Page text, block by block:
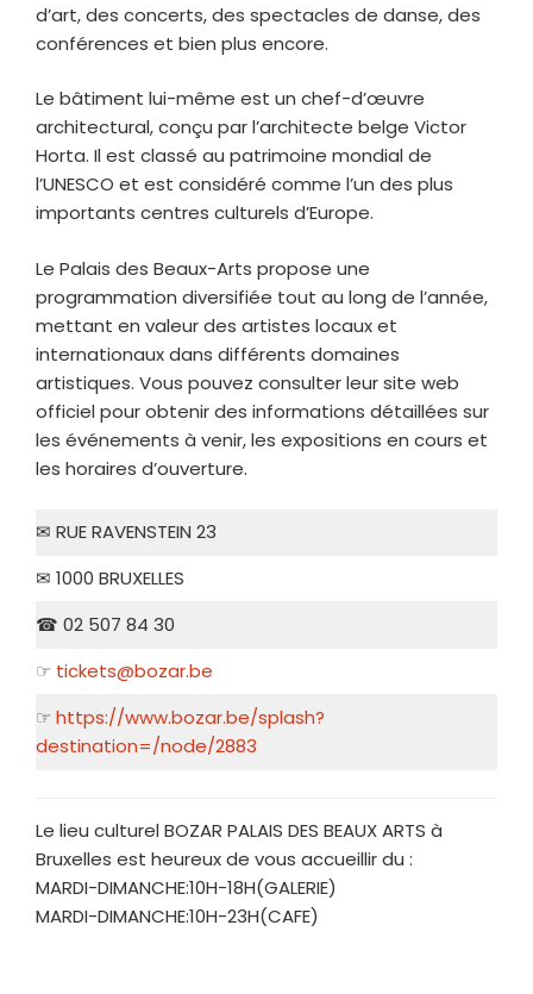
d’art, des concerts, des spectacles de danse, des
conférences et bien plus encore.
Le bâtiment lui-même est un chef-d’œuvre
architectural, conçu par l’architecte belge Victor
Horta. Il est classé au patrimoine mondial de
l’UNESCO et est considéré comme l’un des plus
importants centres culturels d’Europe.
Le Palais des Beaux-Arts propose une
programmation diversifiée tout au long de l’année,
mettant en valeur des artistes locaux et
internationaux dans différents domaines
artistiques. Vous pouvez consulter leur site web
officiel pour obtenir des informations détaillées sur
les événements à venir, les expositions en cours et
les horaires d’ouverture.
✉ RUE RAVENSTEIN 23
✉ 1000 BRUXELLES
☎ 02 507 84 30
☞ tickets@bozar.be
☞ https://www.bozar.be/splash?
destination=/node/2883
Le lieu culturel BOZAR PALAIS DES BEAUX ARTS à
Bruxelles est heureux de vous accueillir du :
MARDI-DIMANCHE:10H-18H(GALERIE)
MARDI-DIMANCHE:10H-23H(CAFE)